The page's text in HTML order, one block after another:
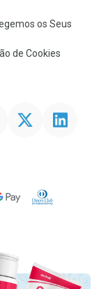
os Seus
de Cookies
Twitter Linkedin
Pay
Diners Club